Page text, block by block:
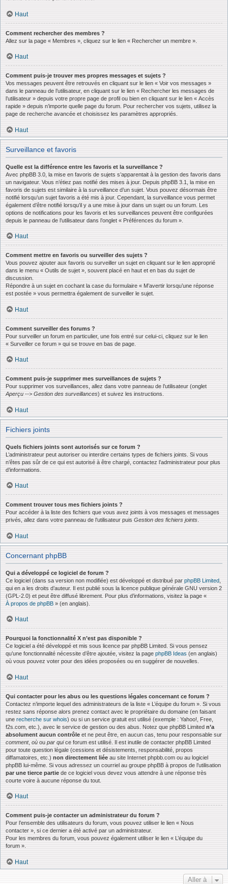
Haut
Comment rechercher des membres ?
Allez sur la page « Membres », cliquez sur le lien « Rechercher un membre ».
Haut
Comment puis-je trouver mes propres messages et sujets ?
Vos messages peuvent être retrouvés en cliquant sur le lien « Voir vos messages »
dans le panneau de l’utilisateur, en cliquant sur le lien « Rechercher les messages de
l’utilisateur » depuis votre propre page de profil ou bien en cliquant sur le lien « Accès
rapide » depuis n’importe quelle page du forum. Pour rechercher vos sujets, utilisez la
page de recherche avancée et choisissez les paramètres appropriés.
Haut
Surveillance et favoris
Quelle est la différence entre les favoris et la surveillance ?
Avec phpBB 3.0, la mise en favoris de sujets s’apparentait à la gestion des favoris dans
un navigateur. Vous n’étiez pas notifié des mises à jour. Depuis phpBB 3.1, la mise en
favoris de sujets est similaire à la surveillance d’un sujet. Vous pouvez désormais être
notifié lorsqu’un sujet favoris a été mis à jour. Cependant, la surveillance vous permet
également d’être notifié lorsqu’il y a une mise à jour dans un sujet ou un forum. Les
options de notifications pour les favoris et les surveillances peuvent être configurées
depuis le panneau de l’utilisateur dans l’onglet « Préférences du forum ».
Haut
Comment mettre en favoris ou surveiller des sujets ?
Vous pouvez ajouter aux favoris ou surveiller un sujet en cliquant sur le lien approprié
dans le menu « Outils de sujet », souvent placé en haut et en bas du sujet de
discussion.
Répondre à un sujet en cochant la case du formulaire « M’avertir lorsqu’une réponse
est postée » vous permettra également de surveiller le sujet.
Haut
Comment surveiller des forums ?
Pour surveiller un forum en particulier, une fois entré sur celui-ci, cliquez sur le lien
« Surveiller ce forum » qui se trouve en bas de page.
Haut
Comment puis-je supprimer mes surveillances de sujets ?
Pour supprimer vos surveillances, allez dans votre panneau de l’utilisateur (onglet
Aperçu --> Gestion des surveillances) et suivez les instructions.
Haut
Fichiers joints
Quels fichiers joints sont autorisés sur ce forum ?
L’administrateur peut autoriser ou interdire certains types de fichiers joints. Si vous
n’êtes pas sûr de ce qui est autorisé à être chargé, contactez l’administrateur pour plus
d’informations.
Haut
Comment trouver tous mes fichiers joints ?
Pour accéder à la liste des fichiers que vous avez joints à vos messages et messages
privés, allez dans votre panneau de l’utilisateur puis Gestion des fichiers joints
Haut
Concernant phpBB
Qui a développé ce logiciel de forum ?
Ce logiciel (dans sa version non modifiée) est développé et distribué par phpBB Limited
qui en a les droits d’auteur. Il est publié sous la licence publique générale GNU version 2
(GPL-2.0) et peut être diffusé librement. Pour plus d’informations, visitez la page «
À propos de phpBB » (en anglais).
Haut
Pourquoi la fonctionnalité X n’est pas disponible ?
Ce logiciel a été développé et mis sous licence par phpBB Limited. Si vous pensez
qu’une fonctionnalité nécessite d’être ajoutée, visitez la page phpBB Ideas (en anglais)
où vous pouvez voter pour des idées proposées ou en suggérer de nouvelles.
Haut
Qui contacter pour les abus ou les questions légales concernant ce forum ?
Contactez n’importe lequel des administrateurs de la liste « L’équipe du forum ». Si vous
restez sans réponse alors prenez contact avec le propriétaire du domaine (en faisant
une recherche sur whois) ou si un service gratuit est utilisé (exemple : Yahoo!, Free,
f2s.com, etc.), avec le service de gestion ou des abus. Notez que phpBB Limited n’a
absolument aucun contrôle et ne peut être, en aucun cas, tenu pour responsable sur
comment, où ou par quice forum est utilisé. Il est inutile de contacter phpBB Limited
pour toute question légale (cessions et désistements, responsabilité, propos
diffamatoires, etc.) non directement liée au site Internet phpbb.com ou au logiciel
phpBB lui-même. Si vous adressez un courriel au groupe phpBB à propos de l’utilisation
par une tierce partie de ce logiciel vous devez vous attendre à une réponse très
courte voire à aucune réponse du tout.
Haut
Comment puis-je contacter un administrateur du forum ?
Pour l’ensemble des utilisateurs du forum, vous pouvez utiliser le lien « Nous
contacter », si ce dernier a été activé par un administrateur.
Pour les membres du forum, vous pouvez également utiliser le lien « L’équipe du
forum ».
Haut
Aller à